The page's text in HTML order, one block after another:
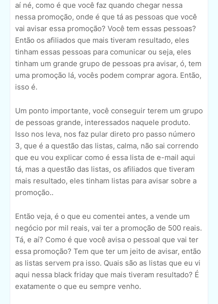
aí né, como é que você faz quando chegar nessa
nessa promoção, onde é que tá as pessoas que você
vai avisar essa promoção? Você tem essas pessoas?
Então os afiliados que mais tiveram resultado, eles
tinham essas pessoas para comunicar ou seja, eles
tinham um grande grupo de pessoas pra avisar, ó, tem
uma promoção lá, vocês podem comprar agora. Então,
isso é.
Um ponto importante, você conseguir terem um grupo
de pessoas grande, interessados naquele produto.
Isso nos leva, nos faz pular direto pro passo número
3, que é a questão das listas, calma, não sai correndo
que eu vou explicar como é essa lista de e-mail aqui
tá, mas a questão das listas, os afiliados que tiveram
mais resultado, eles tinham listas para avisar sobre a
promoção..
Então veja, é o que eu comentei antes, a vende um
negócio por mil reais, vai ter a promoção de 500 reais.
Tá, e aí? Como é que você avisa o pessoal que vai ter
essa promoção? Tem que ter um jeito de avisar, então
as listas servem pra isso. Quais são as listas que eu vi
aqui nessa black friday que mais tiveram resultado? É
exatamente o que eu sempre venho.